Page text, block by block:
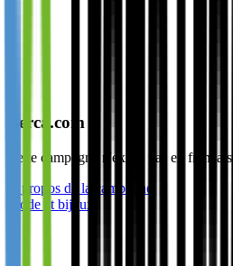
Berca.com
Cette campagne n'existe pas en français.
À propos de la campagne
Mode et bijoux